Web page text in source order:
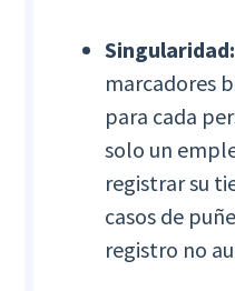
Singularidad:
marcadores
para cada
solo un
registrar su
casos de
registro no